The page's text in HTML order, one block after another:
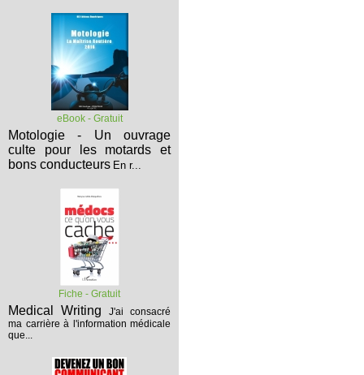
eBook - Gratuit
Motologie - Un ouvrage
culte pour les motards et
bons conducteurs En r...
Fiche - Gratuit
Medical Writing
J'ai consacré
ma carrière à l'information médicale
que...